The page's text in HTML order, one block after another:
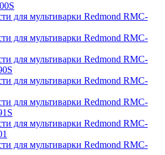
для мультиварки Redmond RMC-
для мультиварки Redmond RMC-
для мультиварки Redmond RMC-
для мультиварки Redmond RMC-
для мультиварки Redmond RMC-
для мультиварки Redmond RMC-
для мультиварки Redmond RMC-